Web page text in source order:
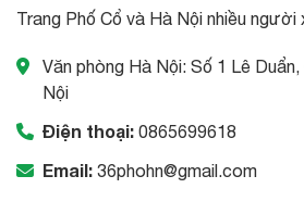
Trang Phố Cổ và Hà Nội nhiều người
Văn phòng Hà Nội: Số 1 Lê
Nội
Điện thoại: 0865699618
Email: 36phohn@gmail.com